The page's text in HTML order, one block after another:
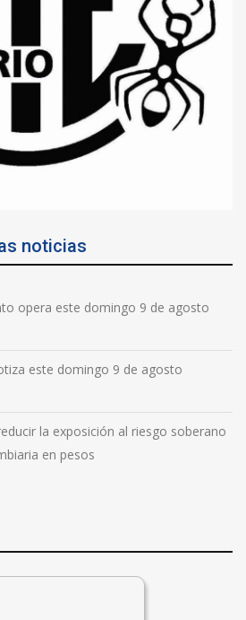
noticias
opera este domingo 9 de agosto
este domingo 9 de agosto
la exposición al riesgo soberano
en pesos